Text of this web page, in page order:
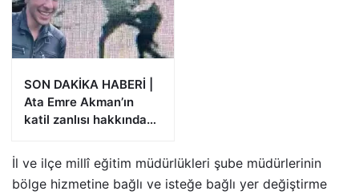
SON DAKİKA HABERİ |
Ata Emre Akman’ın
katil zanlısı hakkında
İl ve ilçe millî eğitim müdürlükleri şube müdürlerinin
bölge hizmetine bağlı ve isteğe bağlı yer değiştirme